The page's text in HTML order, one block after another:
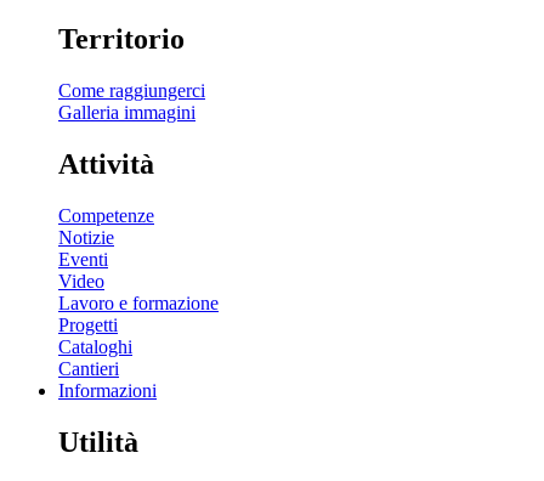
Territorio
Come raggiungerci
Galleria immagini
Attività
Competenze
Notizie
Eventi
Video
Lavoro e formazione
Progetti
Cataloghi
Cantieri
Informazioni
Utilità